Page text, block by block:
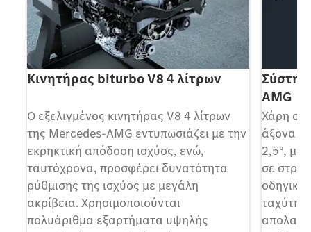
Κινητήρας biturbo V8 4 λίτρων
Ο εξελιγμένος κινητήρας V8 4 λίτρων
της Mercedes-AMG εντυπωσιάζει με την
εκρηκτική απόδοση ισχύος, ενώ,
ταυτόχρονα, προσφέρει δυνατότητα
ρύθμισης της ισχύος με μεγάλη
ακρίβεια. Χρησιμοποιούνται
πολυάριθμα εξαρτήματα υψηλής
AMG
Χάρη
άξονα
2,5°,
σε